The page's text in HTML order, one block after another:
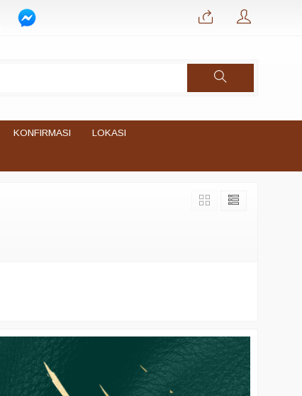
KONFIRMASI LOKASI